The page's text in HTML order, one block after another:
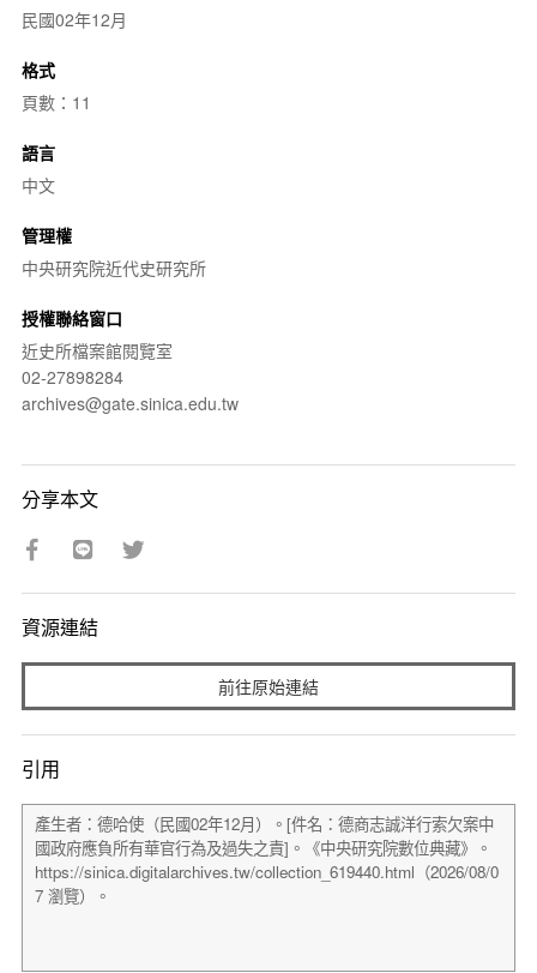
民國02年12月
格式
頁數：11
語言
中文
管理權
中央研究院近代史研究所
授權聯絡窗口
近史所檔案館閱覽室
02-27898284
archives@gate.sinica.edu.tw
分享本文
資源連結
前往原始連結
引用